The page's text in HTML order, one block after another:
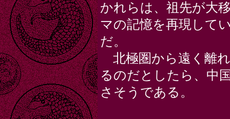
かれらは、祖先が大
マの記憶を再現して
だ。
北極圏から遠く離
るのだとしたら、中
さそうである。